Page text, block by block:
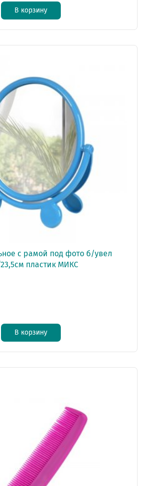
В корзину
с рамой под фото б/увел
23,5см пластик МИКС
В корзину